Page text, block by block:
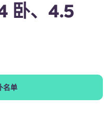
卧、4.5
名单